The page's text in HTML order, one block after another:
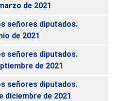
de 2021
señores diputados.
de 2021
señores diputados.
de 2021
señores diputados.
diciembre de 2021